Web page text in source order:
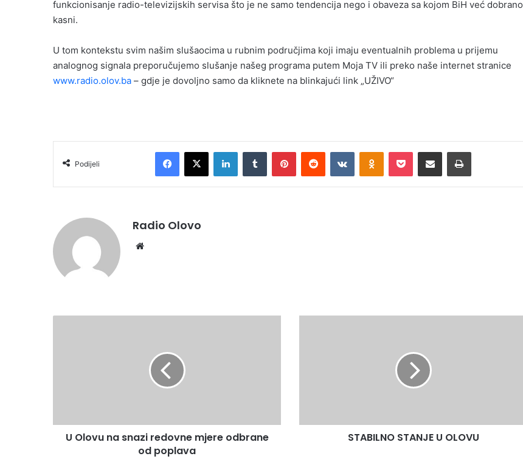
funkcionisanje radio-televizijskih servisa što je ne samo tendencija nego i obaveza sa kojom BiH već dobrano
kasni.
U tom kontekstu svim našim slušaocima u rubnim područjima koji imaju eventualnih problema u prijemu
analognog signala preporučujemo slušanje našeg programa putem Moja TV ili preko naše internet stranice
www.radio.olov.ba – gdje je dovoljno samo da kliknete na blinkajući link „UŽIVO“
Podijeli
Facebook
X LinkedInTumblr PinterestReddit VKontakteOdnoklassniki
Pocket Podijeli putem Emaila Print
Radio Olovo
poplava
U Olovu na snazi redovne mjere odbrane
od poplava
STABILNO STANJE U OLOVU